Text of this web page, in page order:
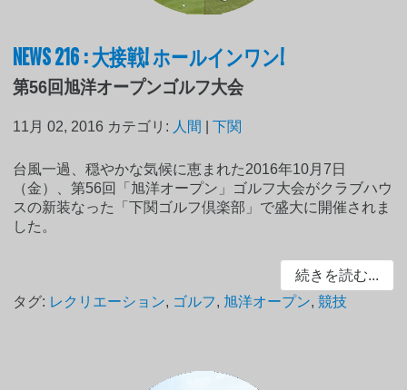
NEWS 216 : 大接戦! ホールインワン!
第56回旭洋オープンゴルフ大会
11月 02, 2016 カテゴリ: 人間 |下関
台風一過、穏やかな気候に恵まれた2016年10月7日
（金）、第56回「旭洋オープン」ゴルフ大会がクラブハウ
スの新装なった「下関ゴルフ倶楽部」で盛大に開催されま
した。
続きを読む...
タグ: レクリエーション, ゴルフ, 旭洋オープン,競技